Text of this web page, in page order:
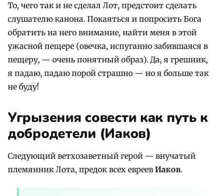
То, чего так и не сделал Лот, предстоит сделать
слушателю канона. Покаяться и попросить Бога
обратить на него внимание, найти меня в этой
ужасной пещере (овечка, испуганно забившаяся в
пещеру, — очень понятный образ). Да, я грешник,
я падаю, падаю порой страшно — но я больше так
не буду!
Угрызения совести как путь к
добродетели (Иаков)
Следующий ветхозаветный герой — внучатый
племянник Лота, предок всех евреев Иаков.